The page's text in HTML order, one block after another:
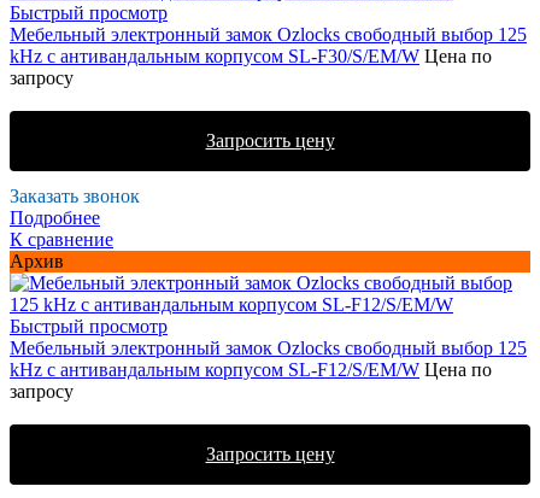
Быстрый просмотр
Мебельный электронный замок Ozlocks свободный выбор 125
kHz с антивандальным корпусом SL-F30/S/EM/W Цена по
запросу
Запросить цену
Заказать звонок
Подробнее
К сравнение
Архив
Быстрый просмотр
Мебельный электронный замок Ozlocks свободный выбор 125
kHz с антивандальным корпусом SL-F12/S/EM/W Цена по
запросу
Запросить цену